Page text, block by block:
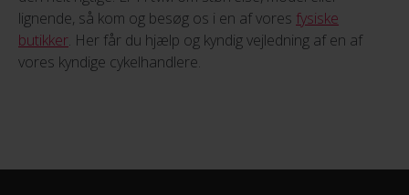
lignende, så kom og besøg os i en af vores fysiske
butikker. Her får du hjælp og kyndig vejledning af en af
vores kyndige cykelhandlere.